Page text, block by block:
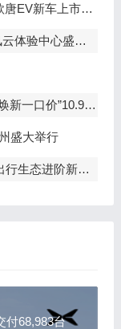
布会，敬请期待！
中心盛大开业
价”10.99万元起
盛大举行
态进阶新篇章
付68,983台